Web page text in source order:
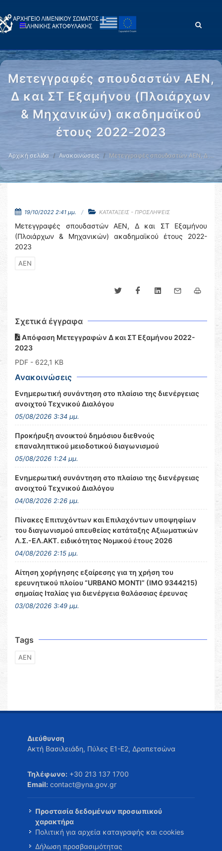
Μετεγγραφές σπουδαστών ΑΕΝ,
Δ και ΣΤ Εξαμήνου (Πλοιάρχων
& Μηχανικών) ακαδημαϊκού
έτους 2022-2023
Αρχική σελίδα Ανακοινώσεις Μετεγγραφές σπουδαστών ΑΕΝ, Δ …
19/10/2022 2:41 μμ. ΚΑΤΑΤΑΞΕΙΣ - ΠΡΟΣΛΗΨΕΙΣ
Μετεγγραφές σπουδαστών ΑΕΝ, Δ και ΣΤ Εξαμήνου
(Πλοιάρχων & Μηχανικών) ακαδημαϊκού έτους 2022-
2023
ΑΕΝ
Σχετικά έγγραφα
Απόφαση Μετεγγραφών Δ και ΣΤ Εξαμήνου 2022-
2023
PDF - 622,1 KB
Ανακοινώσεις
Ενημερωτική συνάντηση στο πλαίσιο της διενέργειας
ανοιχτού Τεχνικού Διαλόγου
05/08/2026 3:34 μμ.
Προκήρυξη ανοικτού δημόσιου διεθνούς
επαναληπτικού μειοδοτικού διαγωνισμού
05/08/2026 1:24 μμ.
Ενημερωτική συνάντηση στο πλαίσιο της διενέργειας
ανοιχτού Τεχνικού Διαλόγου
04/08/2026 2:26 μμ.
Πίνακες Επιτυχόντων και Επιλαχόντων υποψηφίων
του διαγωνισμού απευθείας κατάταξης Αξιωματικών
Λ.Σ.-ΕΛ.ΑΚΤ. ειδικότητας Νομικού έτους 2026
04/08/2026 2:15 μμ.
Αίτηση χορήγησης εξαίρεσης για τη χρήση του
ερευνητικού πλοίου “URBANO MONTI” (IMO 9344215)
σημαίας Ιταλίας για διενέργεια θαλάσσιας έρευνας
03/08/2026 3:49 μμ.
Tags
ΑΕΝ
Διεύθυνση
Ακτή Βασιλειάδη, Πύλες Ε1-Ε2, Δραπετσώνα
Τηλέφωνο: +30 213 137 1700
Email: contact@yna.gov.gr
Προστασία δεδομένων προσωπικού
χαρακτήρα
Πολιτική για αρχεία καταγραφής και cookies
Δήλωση προσβασιμότητας